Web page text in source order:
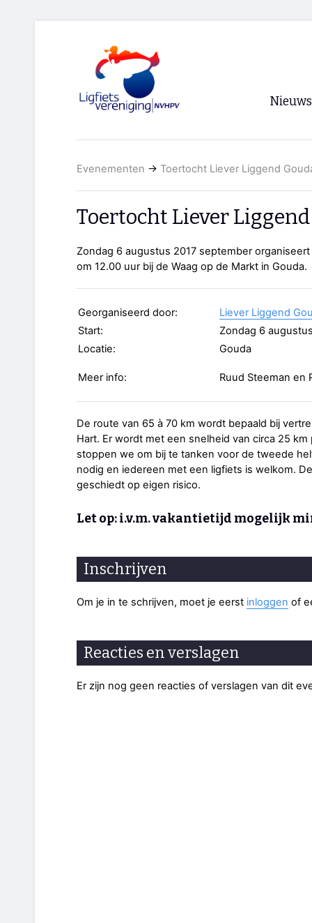
Nieuws
Evenementen → Toertocht Liever Liggend
Toertocht Liever
Zondag 6 augustus 2017 september
om 12.00 uur bij de Waag op de Markt in Gouda.
Georganiseerd door:
Liever Liggend
Start:
Zondag 6
Locatie:
Gouda
Meer info: Ruud Steeman en
De route van 65 à 70 km wordt bepaald bij
Hart. Er wordt met een snelheid van circa 25
stoppen we om bij te tanken voor de tweede
nodig en iedereen met een ligfiets is welkom.
geschiedt op eigen risico.
Let op: i.v.m. vakantietijd mogelijk
Inschrijven
Om je in te schrijven, moet je eerst inloggen of
Reacties en verslagen
Er zijn nog geen reacties of verslagen van dit